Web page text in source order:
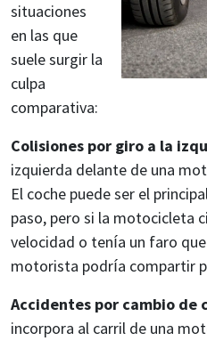
situaciones
en las que
suele surgir la
culpa
comparativa:
Colisiones por giro a la
izquierda delante de una
El coche puede ser el
paso, pero si la motocicleta
velocidad o tenía un faro
motorista podría compartir
Accidentes por cambio de
incorpora al carril de una